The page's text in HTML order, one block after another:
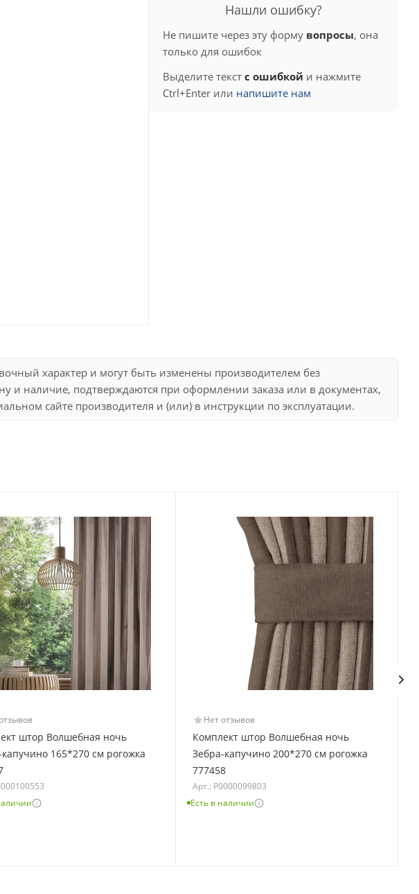
Нашли ошибку?
Не пишите через эту форму вопросы, она
только для ошибок
Выделите текст с ошибкой и нажмите
Ctrl+Enter или напишите нам
характер и могут быть изменены производителем без
и наличие, подтверждаются при оформлении заказа или в документах,
сайте производителя и (или) в инструкции по эксплуатации.
штор Волшебная ночь
165*270 см рогожка
Нет отзывов
Комплект штор Волшебная ночь
Зебра-капучино 200*270 см рогожка
777458
Арт.: Р0000099803
Есть в наличии